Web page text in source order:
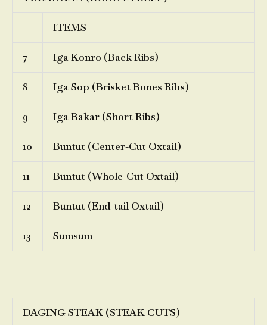
ITEMS
7 Iga Konro (Back Ribs)
8 Iga Sop (Brisket Bones Ribs)
9 Iga Bakar (Short Ribs)
10 Buntut (Center-Cut Oxtail)
11 Buntut (Whole-Cut Oxtail)
12 Buntut (End-tail Oxtail)
13 Sumsum
DAGING STEAK (STEAK CUTS)